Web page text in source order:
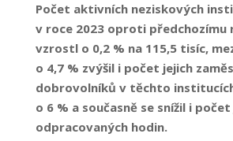
Počet aktivních neziskových
v roce 2023 oproti předchozímu
vzrostl o 0,2 % na 115,5 tisíc,
o 4,7 % zvýšil i počet jejich
dobrovolníků v těchto
o 6 % a současně se snížil i
odpracovaných hodin.